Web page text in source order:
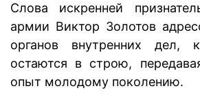
Слова искренней
армии Виктор Золотов
органов внутренних дел,
остаются в строю,
опыт молодому поколению.